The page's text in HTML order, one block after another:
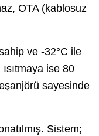
OTA (kablosuz
ve -32°C ile
ise 80
sayesinde
Sistem;